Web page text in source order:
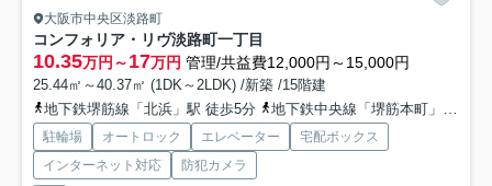
大阪市中央区淡路町
コンフォリア・リヴ淡路町一丁目
10.35万円～17万円 管理/共益費12,000円～15,000円
25.44㎡～40.37㎡ (1DK～2LDK) /新築 /15階建
地下鉄堺筋線「北浜」駅 徒歩5分
地下鉄中央線「堺筋本町」駅 徒歩6分
駐輪場 オートロック エレベーター
宅配ボックス
インターネット対応
防犯カメラ